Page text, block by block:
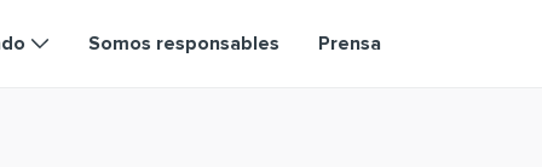
Somos responsables Prensa